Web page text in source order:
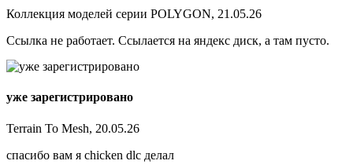
Коллекция моделей серии POLYGON, 21.05.26
Ссылка не работает. Ссылается на яндекс диск, а там пусто.
уже зарегистрировано
Terrain To Mesh, 20.05.26
спасибо вам я chicken dlc делал